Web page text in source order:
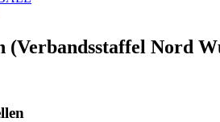
(Verbandsstaffel Nord